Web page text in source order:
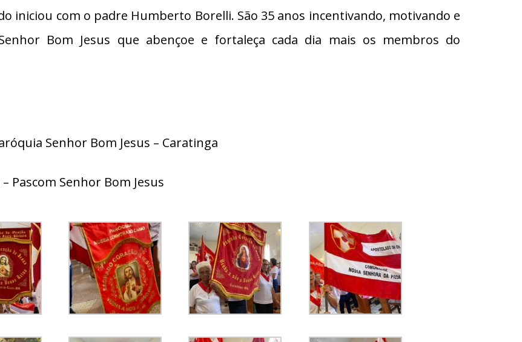
iniciou com o padre Humberto Borelli. São 35 anos incentivando, motivando e
Bom Jesus que abençoe e fortaleça cada dia mais os membros do
Senhor Bom Jesus – Caratinga
Pascom Senhor Bom Jesus